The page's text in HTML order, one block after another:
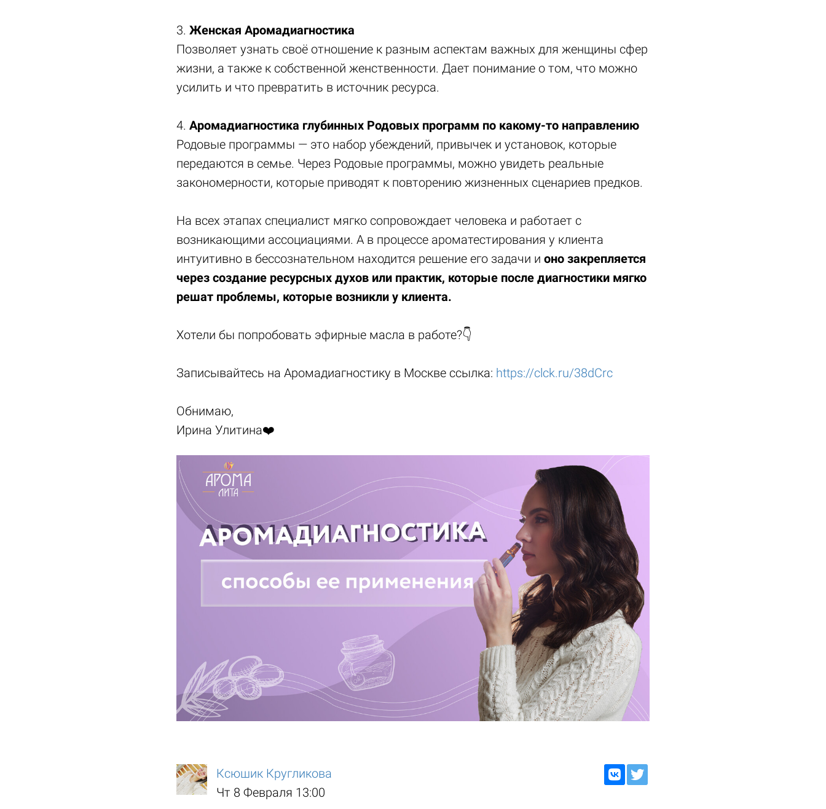
3. Женская Аромадиагностика
Позволяет узнать своё отношение к разным аспектам важных для женщины сфер
жизни, а также к собственной женственности. Дает понимание о том, что можно
усилить и что превратить в источник ресурса.
4. Аромадиагностика глубинных Родовых программ по какому-то направлению
Родовые программы — это набор убеждений, привычек и установок, которые
передаются в семье. Через Родовые программы, можно увидеть реальные
закономерности, которые приводят к повторению жизненных сценариев предков.
На всех этапах специалист мягко сопровождает человека и работает с
возникающими ассоциациями. А в процессе ароматестирования у клиента
интуитивно в бессознательном находится решение его задачи и оно закрепляется
через создание ресурсных духов или практик, которые после диагностики мягко
решат проблемы, которые возникли у клиента.
Хотели бы попробовать эфирные масла в работе?👇
Записывайтесь на Аромадиагностику в Москве ссылка: https://clck.ru/38dCrc
Обнимаю,
Ирина Улитина❤️
Ксюшик Кругликова
Чт 8 Февраля 13:00